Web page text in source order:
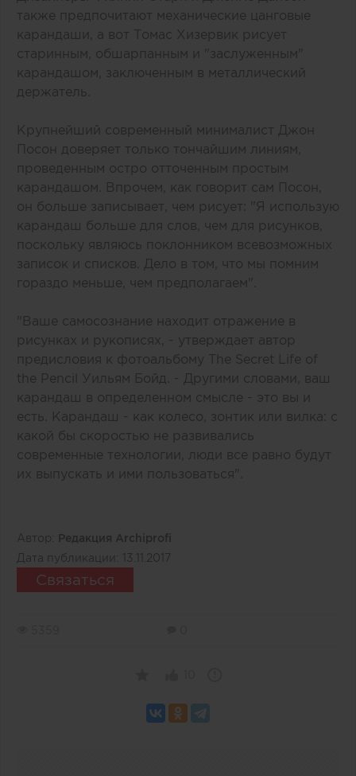
также предпочитают механические цанговые
карандаши, а вот Томас Хизервик рисует
старинным, обшарпанным и "заслуженным"
карандашом, заключенным в металлический
держатель.
Крупнейший современный минималист Джон
Посон доверяет только тончайшим линиям,
проведенным остро отточенным простым
карандашом. Впрочем, как говорит сам Посон,
он больше записывает, чем рисует: "Я использую
карандаш больше для слов, чем для рисунков,
поскольку являюсь поклонником всевозможных
записок и списков. Дело в том, что мы помним
гораздо меньше, чем предполагаем".
"Ваше самосознание находит отражение в
рисунках и рукописях, - утверждает автор
предисловия к фотоальбому The Secret Life of
the Pencil Уильям Бойд. - Другими словами, ваш
карандаш в определенном смысле - это вы и
есть. Карандаш - как колесо, зонтик или вилка: с
какой бы скоростью не развивались
современные технологии, люди все равно будут
их выпускать и ими пользоваться".
Автор:
Редакция Archiprofi
Дата публикации:
13.11.2017
Связаться